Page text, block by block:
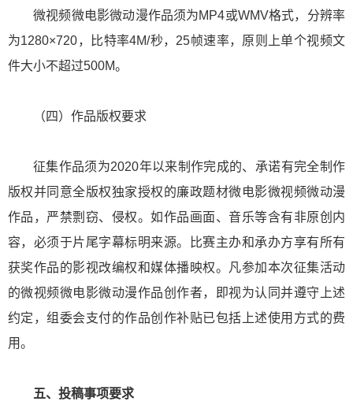
微视频微电影微动漫作品须为MP4或WMV格式，分辨率
为1280×720，比特率4M/秒，25帧速率，原则上单个视频文
件大小不超过500M。
（四）作品版权要求
征集作品须为2020年以来制作完成的、承诺有完全制作
版权并同意全版权独家授权的廉政题材微电影微视频微动漫
作品，严禁剽窃、侵权。如作品画面、音乐等含有非原创内
容，必须于片尾字幕标明来源。比赛主办和承办方享有所有
获奖作品的影视改编权和媒体播映权。凡参加本次征集活动
的微视频微电影微动漫作品创作者，即视为认同并遵守上述
约定，组委会支付的作品创作补贴已包括上述使用方式的费
用。
五、投稿事项要求